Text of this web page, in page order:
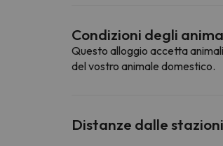
Condizioni degli
Questo alloggio accetta
del vostro animale domestico.
Distanze dalle